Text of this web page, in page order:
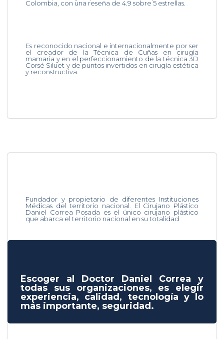
Colombia, con una reseña de 4.9 sobre 5 estrellas.
Es reconocido nacional e internacionalmente por ser
el creador de la Técnica de Cuñas en cirugía
mamaria y en el perfeccionamiento de la técnica 3D
Corsé Siluet y de puntos invertidos en cirugía estética
y reconstructiva.
Fundador y propietario de diferentes Instituciones
Médicas del territorio nacional. El Cirujano Plástico
Daniel Correa Posada es el único cirujano plástico
que abarca el territorio nacional en su totalidad
Escoger al Doctor Daniel Correa y
todas sus organizaciones, es elegir
experiencia, calidad, tecnología y lo
más importante, seguridad.